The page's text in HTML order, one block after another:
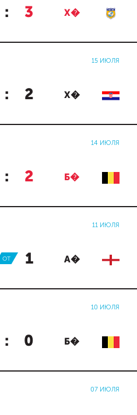
: 3 Х�
15 ИЮЛЯ
: 2 Х�
14 ИЮЛЯ
: 2 Б�
11 ИЮЛЯ
: 1 А�
ОТ
10 ИЮЛЯ
: 0 Б�
07 ИЮЛЯ